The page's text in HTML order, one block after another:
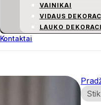
VAINIKAI
VIDAUS
LAUKO
Kontaktai